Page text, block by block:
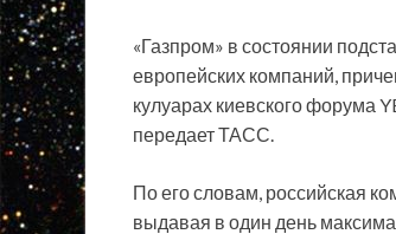
«Газпром» в состоянии
европейских компаний,
кулуарах киевского форума
передает ТАСС.
По его словам, российская
выдавая в один день